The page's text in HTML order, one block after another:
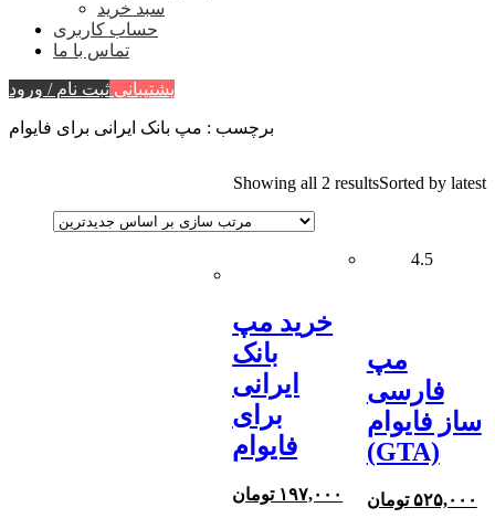
سبد خرید
حساب کاربری
تماس با ما
پشتیبانی ثبت نام / ورود
برچسب : مپ بانک ایرانی برای فایوام
Showing all 2 resultsSorted by latest
4.5
مپ
فارسی
ساز فایوام
(GTA)
۵۲۵,۰۰۰ تومان
خرید مپ
بانک
ایرانی
برای
فایوام
۱۹۷,۰۰۰ تومان